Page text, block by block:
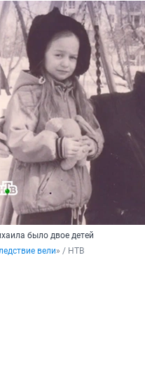
было двое детей
вели» / НТВ